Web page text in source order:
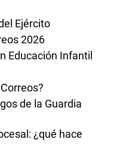
Ejército
2026
Educación Infantil
de la Guardia
¿qué hace